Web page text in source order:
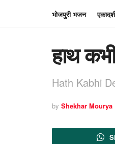
भोजपुरी भजन
हाथ
Hath Kabhi
by Shekhar Mourya